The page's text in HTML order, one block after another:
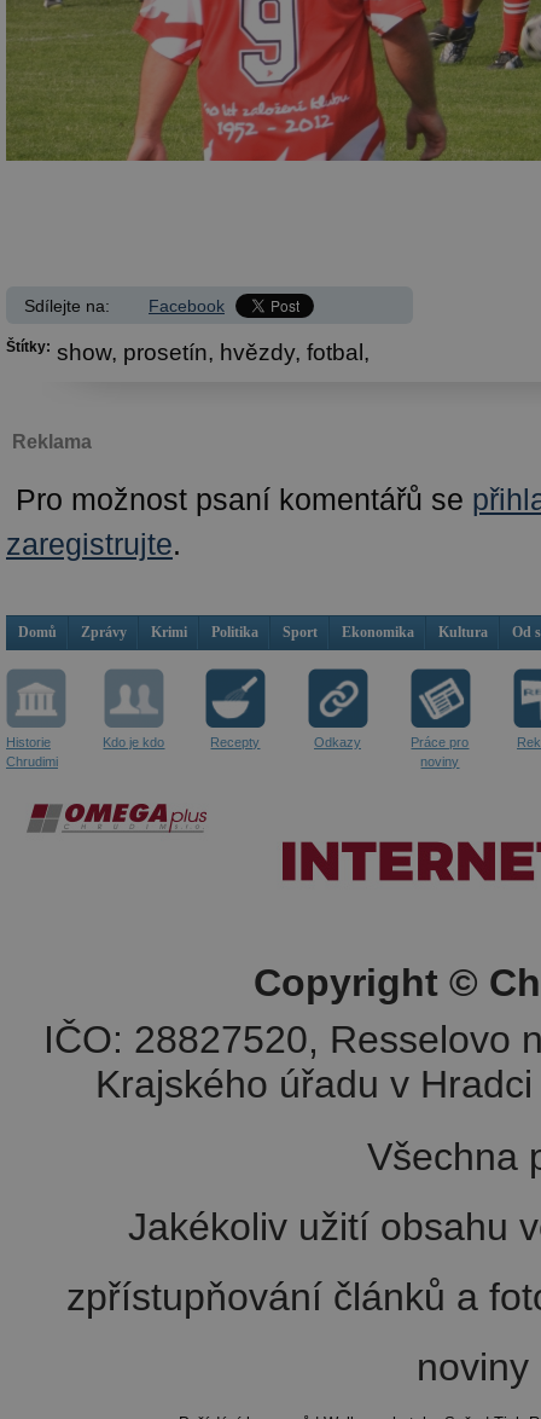
Sdílejte na: Facebook
Štítky: show, prosetín, hvězdy, fotbal,
Reklama
Pro možnost psaní komentářů se
zaregistrujte.
Domů Zprávy Krimi Politika Sport Ekonomika Kultura Od
Historie
Chrudimi
Kdo je kdo Recepty Odkazy
Práce pro
noviny
Copyright ©
IČO: 28827520, Resselovo
Krajského úřadu v
Všechna
Jakékoliv užití obsahu
zpřístupňování článků a